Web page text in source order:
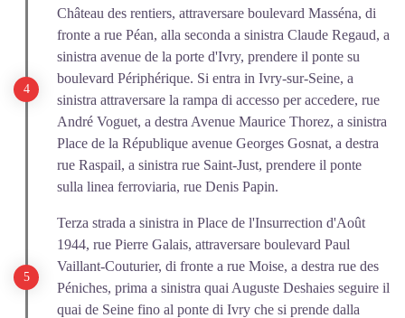
Château des rentiers, attraversare boulevard Masséna, di
fronte a rue Péan, alla seconda a sinistra Claude Regaud, a
sinistra avenue de la porte d'Ivry, prendere il ponte su
boulevard Périphérique. Si entra in Ivry-sur-Seine, a
sinistra attraversare la rampa di accesso per accedere, rue
André Voguet, a destra Avenue Maurice Thorez, a sinistra
Place de la République avenue Georges Gosnat, a destra
rue Raspail, a sinistra rue Saint-Just, prendere il ponte
sulla linea ferroviaria, rue Denis Papin.
Terza strada a sinistra in Place de l'Insurrection d'Août
1944, rue Pierre Galais, attraversare boulevard Paul
Vaillant-Couturier, di fronte a rue Moise, a destra rue des
Péniches, prima a sinistra quai Auguste Deshaies seguire il
quai de Seine fino al ponte di Ivry che si prende dalla